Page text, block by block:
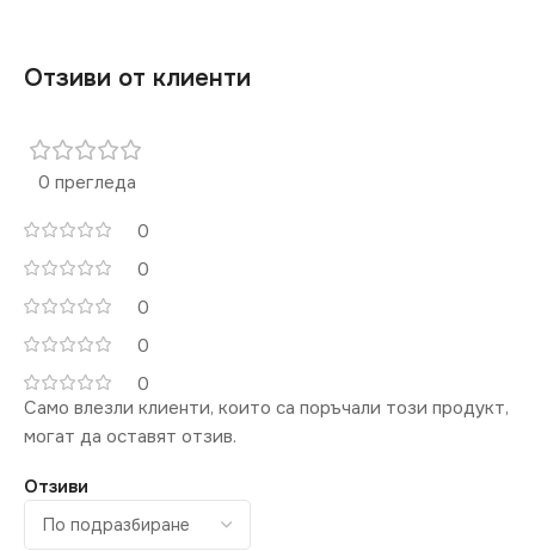
Отзиви от клиенти
0 прегледа
0
0
0
0
0
Отзиви
Само влезли клиенти, които са поръчали този продукт,
могат да оставят отзив.